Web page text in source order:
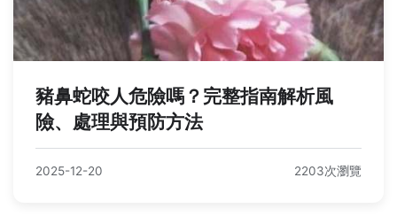
豬鼻蛇咬人危險嗎？完整指南解析風
險、處理與預防方法
2025-12-20 2203次瀏覽